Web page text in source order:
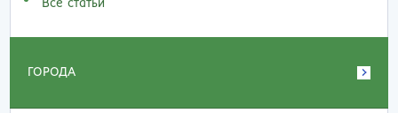
Все статьи
ГОРОДА